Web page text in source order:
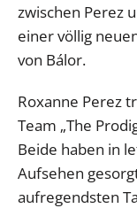
zwischen Perez
einer völlig
von Bálor.
Roxanne Perez
Team „The
Beide haben in
Aufsehen
aufregendsten